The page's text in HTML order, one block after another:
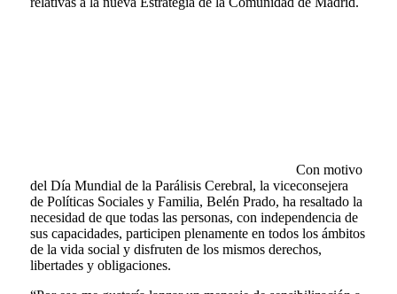
Con motivo
del Día Mundial de la Parálisis Cerebral, la viceconsejera
de Políticas Sociales y Familia, Belén Prado, ha resaltado la
necesidad de que todas las personas, con independencia de
sus capacidades, participen plenamente en todos los ámbitos
de la vida social y disfruten de los mismos derechos,
libertades y obligaciones.